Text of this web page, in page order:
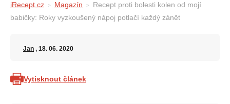
iRecept.cz Magazín
Recept proti bolesti kolen od mojí
babičky: Roky vyzkoušený nápoj potlačí každý zánět
Jan , 18. 06. 2020
Vytisknout článek